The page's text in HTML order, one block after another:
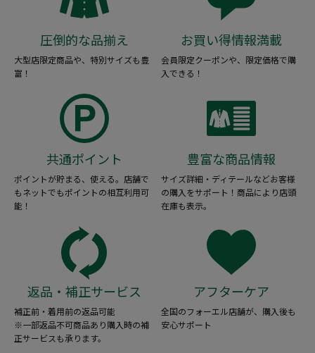
圧倒的な品揃え
大型店限定商品や、特別サイズも豊
富！
お買い得情報満載
会員限定クーポンや、限定価格で購
入できる！
共通ポイント
ポイントが貯まる、使える。店舗で
もネットでもポイントの相互利用可
能！
豊富な商品情報
サイズ詳細・ディテールなどお客様
の購入をサポート！商品により店頭
在庫も表示。
返品・補正サービス
補正前・着用前の返品可能
※一部返品不可商品あり購入時の補
正サービスも承ります。
アフターケア
全国のフォーエル店舗が、購入後も
安心サポート